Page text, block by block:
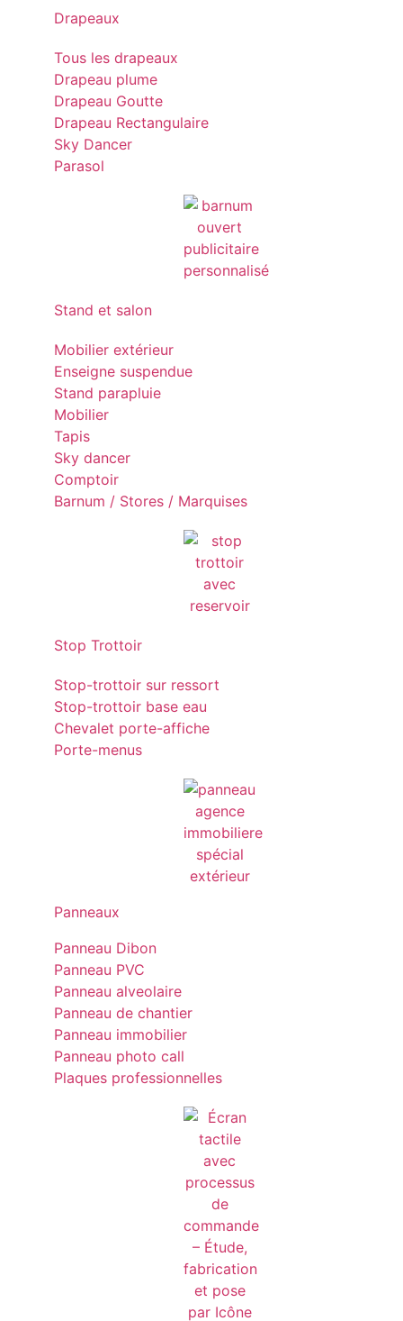
Drapeaux
Tous les drapeaux
Drapeau plume
Drapeau Goutte
Drapeau Rectangulaire
Sky Dancer
Parasol
Stand et salon
Mobilier extérieur
Enseigne suspendue
Stand parapluie
Mobilier
Tapis
Sky dancer
Comptoir
Barnum / Stores / Marquises
Stop Trottoir
Stop-trottoir sur ressort
Stop-trottoir base eau
Chevalet porte-affiche
Porte-menus
Panneaux
Panneau Dibon
Panneau PVC
Panneau alveolaire
Panneau de chantier
Panneau immobilier
Panneau photo call
Plaques professionnelles